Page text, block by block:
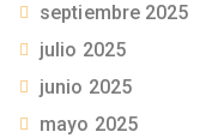
septiembre 2025
julio 2025
junio 2025
mayo 2025